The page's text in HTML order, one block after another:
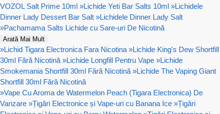
VOZOL Salt Prime 10ml »Lichide Yeti Bar Salts 10ml »Lichidele
Dinner Lady Dessert Bar Salt »Lichidele Dinner Lady Salt
»Pachamama Salts Lichide cu Sare-uri De Nicotină
Arată Mai Mult
»Lichid Tigara Electronica Fara Nicotina »Lichide King's Dew Shortfill
30ml Fără Nicotină »Lichide Longfill Pentru Vape »Lichide
Smokemania Shortfill 30ml Fără Nicotină »Lichide The Vaping Giant
Shortfill 30ml Fără Nicotină
»Vape Cu Aroma de Watermelon Peach (Tigara Electronica) De
Vanzare »Țigări Electronice și Vape-uri cu Banana Ice »Țigări